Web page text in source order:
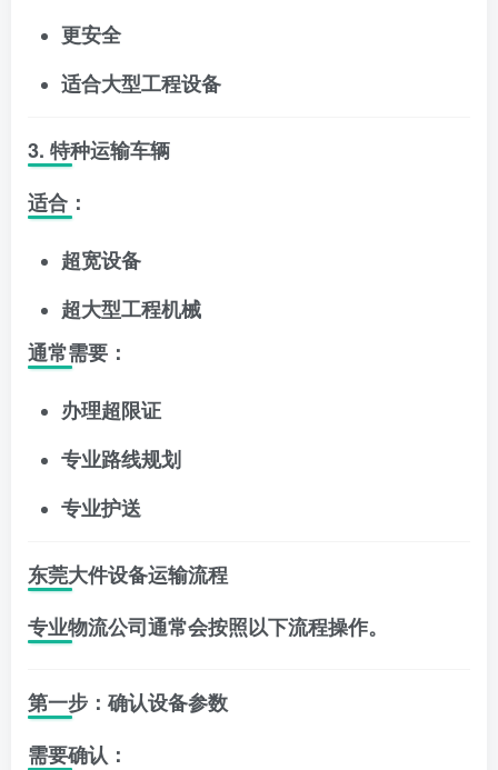
更安全
适合大型工程设备
3. 特种运输车辆
适合：
超宽设备
超大型工程机械
通常需要：
办理超限证
专业路线规划
专业护送
东莞大件设备运输流程
专业物流公司通常会按照以下流程操作。
第一步：确认设备参数
需要确认：